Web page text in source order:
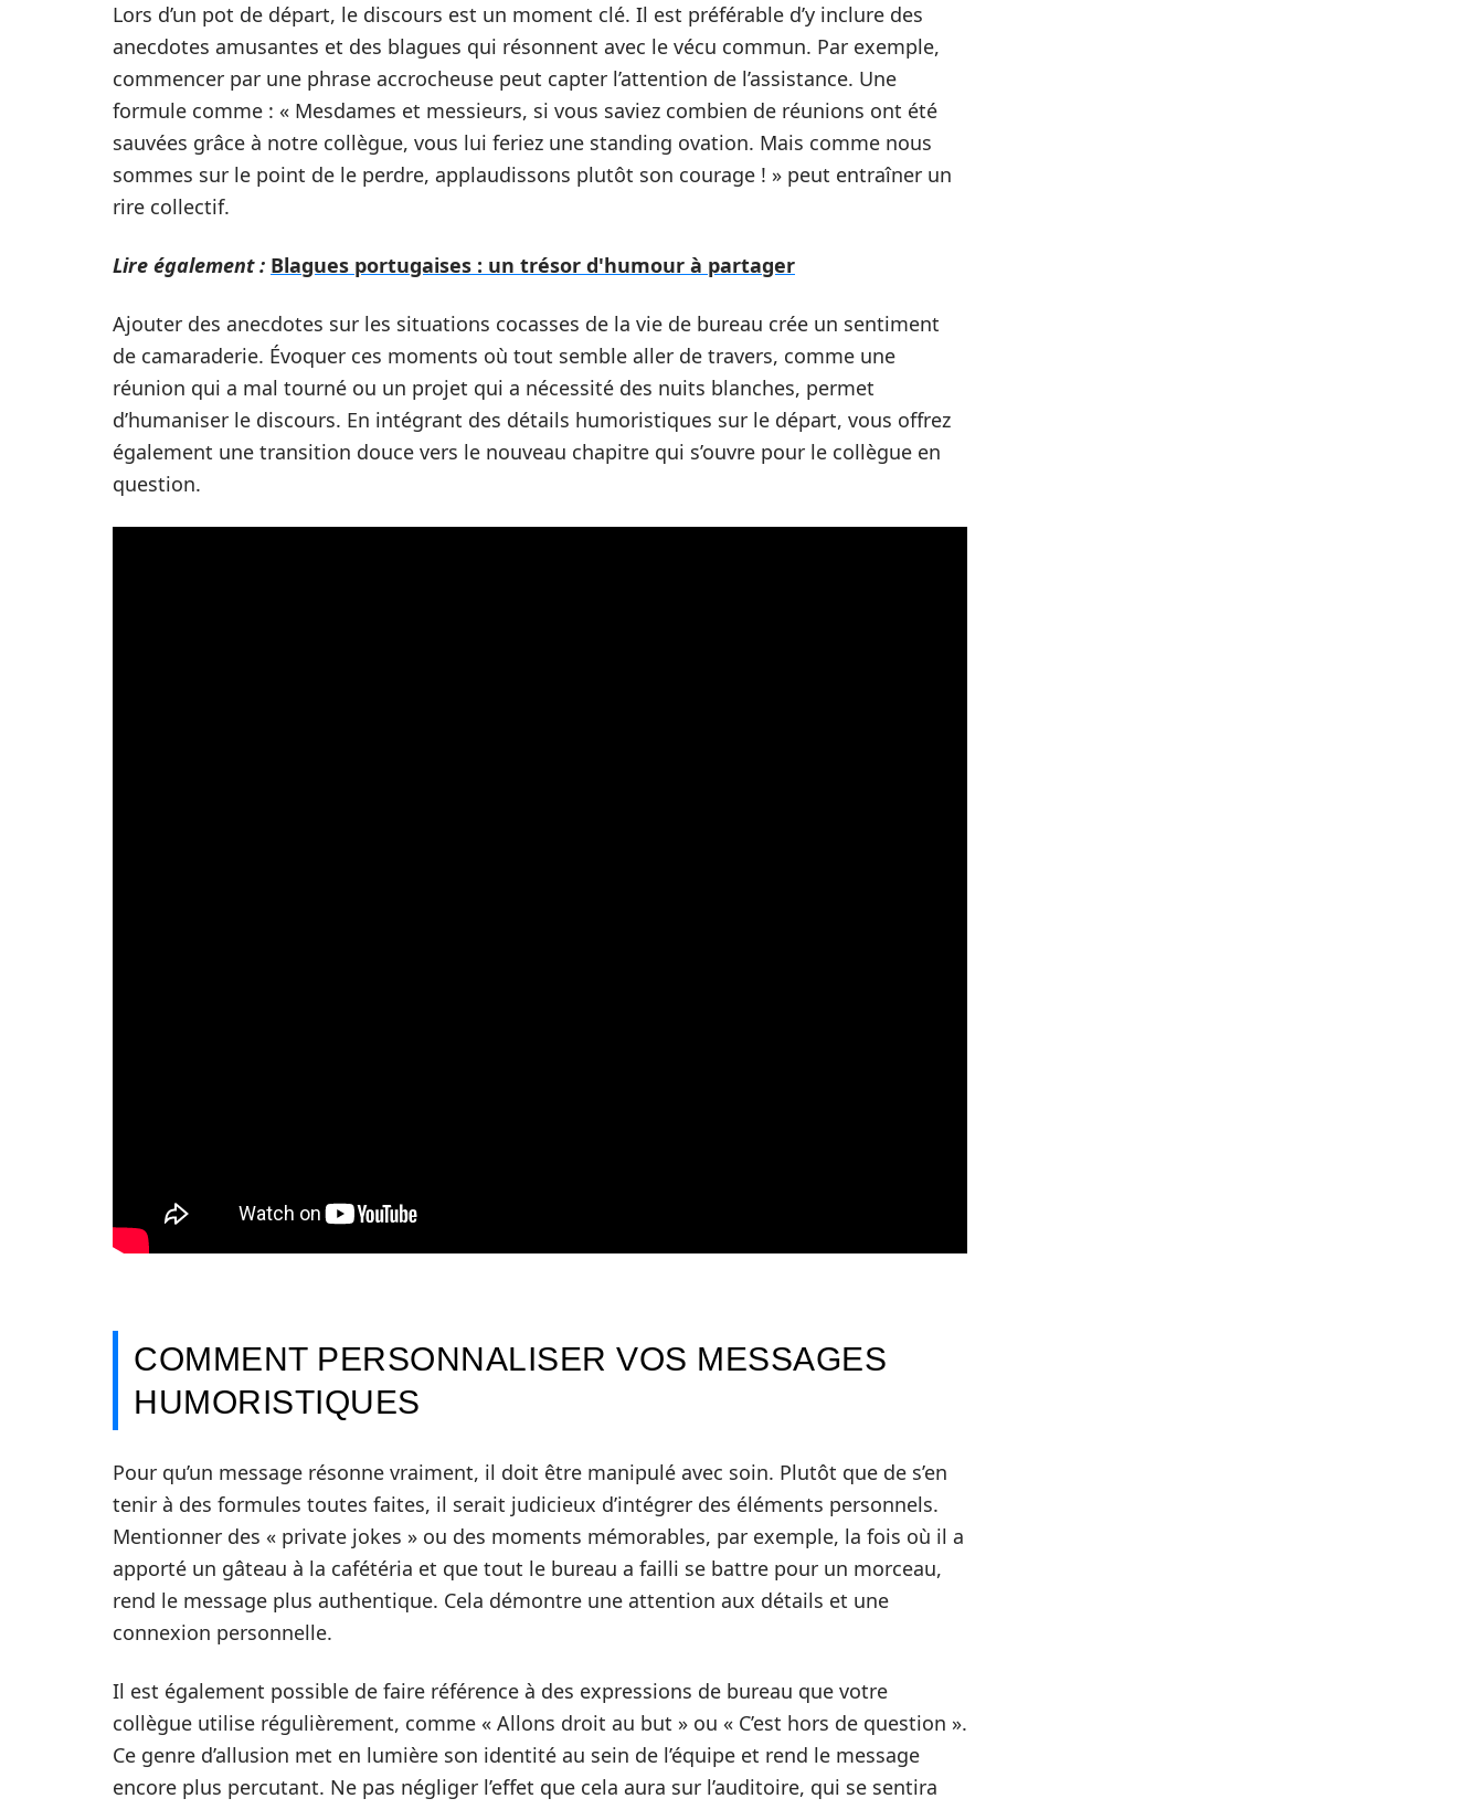
Lors d’un pot de départ, le discours est un moment clé. Il est préférable d’y inclure des
anecdotes amusantes et des blagues qui résonnent avec le vécu commun. Par exemple,
commencer par une phrase accrocheuse peut capter l’attention de l’assistance. Une
formule comme : « Mesdames et messieurs, si vous saviez combien de réunions ont été
sauvées grâce à notre collègue, vous lui feriez une standing ovation. Mais comme nous
sommes sur le point de le perdre, applaudissons plutôt son courage ! » peut entraîner un
rire collectif.
Lire également : Blagues portugaises : un trésor d'humour à partager
Ajouter des anecdotes sur les situations cocasses de la vie de bureau crée un sentiment
de camaraderie. Évoquer ces moments où tout semble aller de travers, comme une
réunion qui a mal tourné ou un projet qui a nécessité des nuits blanches, permet
d’humaniser le discours. En intégrant des détails humoristiques sur le départ, vous offrez
également une transition douce vers le nouveau chapitre qui s’ouvre pour le collègue en
question.
COMMENT PERSONNALISER VOS MESSAGES
HUMORISTIQUES
Pour qu’un message résonne vraiment, il doit être manipulé avec soin. Plutôt que de s’en
tenir à des formules toutes faites, il serait judicieux d’intégrer des éléments personnels.
Mentionner des « private jokes » ou des moments mémorables, par exemple, la fois où il a
apporté un gâteau à la cafétéria et que tout le bureau a failli se battre pour un morceau,
rend le message plus authentique. Cela démontre une attention aux détails et une
connexion personnelle.
Il est également possible de faire référence à des expressions de bureau que votre
collègue utilise régulièrement, comme « Allons droit au but » ou « C’est hors de question ».
Ce genre d’allusion met en lumière son identité au sein de l’équipe et rend le message
encore plus percutant. Ne pas négliger l’effet que cela aura sur l’auditoire, qui se sentira